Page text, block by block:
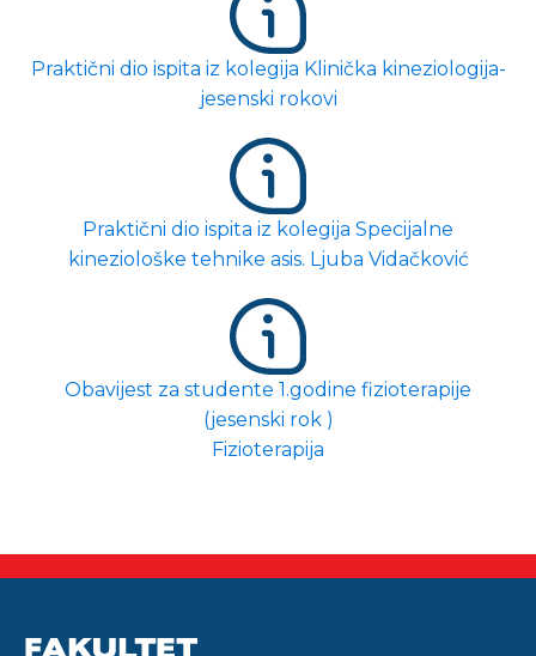
Praktični dio ispita iz kolegija Klinička kineziologija-
jesenski rokovi
Praktični dio ispita iz kolegija Specijalne
kineziološke tehnike asis. Ljuba Vidačković
Obavijest za studente 1.godine fizioterapije
(jesenski rok )
Fizioterapija